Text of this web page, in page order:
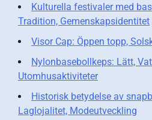
Kulturella festivaler med
Tradition, Gemenskapsidentitet
Visor Cap: Öppen topp,
Nylonbasebollkeps: Lätt,
Utomhusaktiviteter
Historisk betydelse av
Laglojalitet, Modeutveckling